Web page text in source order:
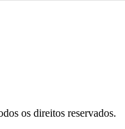
os direitos reservados.